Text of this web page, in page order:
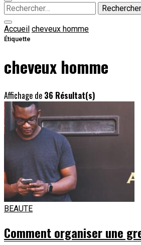
Rechercher :
Accueil cheveux homme
Étiquette
cheveux homme
Affichage de 36 Résultat(s)
BEAUTE
Comment organiser une